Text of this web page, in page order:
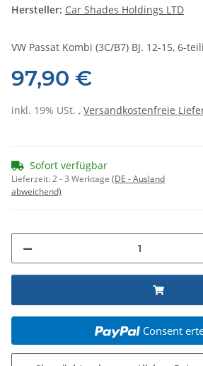
Hersteller: Car Shades Holdings LTD
VW Passat Kombi (3C/B7) BJ. 12-15, 6-
97,90 €
inkl. 19% USt. , Versandkostenfreie
Sofort verfügbar
Lieferzeit:2 - 3 Werktage (DE - Ausland
abweichend)
Consent